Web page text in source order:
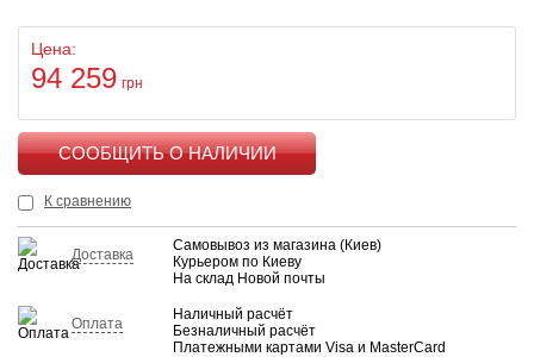
Цена:
94 259 грн
К сравнению
Доставка
Самовывоз из магазина (Киев)
Курьером по Киеву
На склад Новой почты
Оплата
Наличный расчёт
Безналичный расчёт
Платежными картами Visa и MasterCard